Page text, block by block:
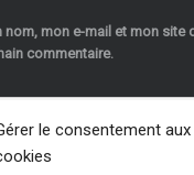
le consentement aux
nom, mon e-mail et mon site
commentaire.